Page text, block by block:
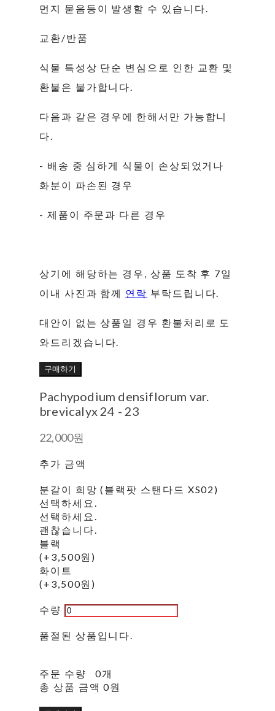
먼지 묻음등이 발생할 수 있습니다.
교환/반품
식물 특성상 단순 변심으로 인한 교환 및
환불은 불가합니다.
다음과 같은 경우에 한해서만 가능합니
다.
- 배송 중 심하게 식물이 손상되었거나
화분이 파손된 경우
- 제품이 주문과 다른 경우
상기에 해당하는 경우, 상품 도착 후 7일
이내 사진과 함께 연락 부탁드립니다.
대안이 없는 상품일 경우 환불처리로 도
와드리겠습니다.
구매하기
Pachypodium densiflorum var.
brevicalyx 24 - 23
22,000원
추가 금액
분갈이 희망 (블랙팟 스탠다드 XS02)
선택하세요.
선택하세요.
괜찮습니다.
블랙
(+3,500원)
화이트
(+3,500원)
수량
품절된 상품입니다.
주문 수량
0개
총 상품 금액 0원